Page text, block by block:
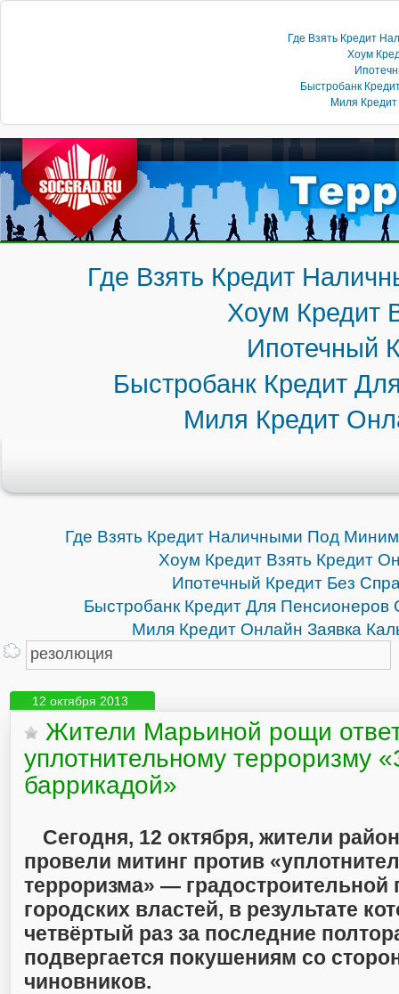
Где Взять Кредит
Хоум
Быстробанк
Миля Кредит
Взять Кредит Наличными Под Минимальный
Быстробанк Кредит
Кредит Онлайн Заявка Калькулятор
О портале
Где Взять Кредит
Хоум Кредит
Ипотечный
Быстробанк Кредит
Миля Кредит
Где Взять Кредит Наличными Под
Хоум Кредит Взять Кредит
Ипотечный Кредит Без
Быстробанк Кредит Для Пенсионеров
Миля Кредит Онлайн Заявка
12 октября 2013
Жители Марьиной рощи
уплотнительному терроризму
баррикадой»
Сегодня, 12 октября, жители
провели митинг против
терроризма» — градостроительной
городских властей, в результате
четвёртый раз за последние
подвергается покушениям со
чиновников.